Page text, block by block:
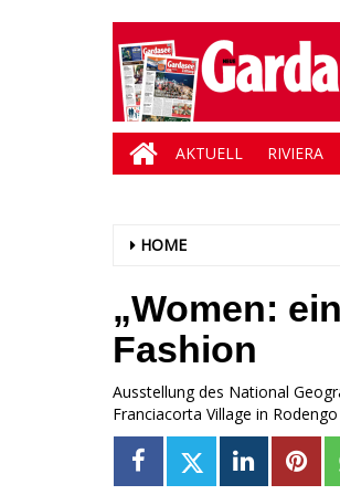
AKTUELL RIVIERA
HOME
„Women:
Fashion
Ausstellung des National
Franciacorta Village in